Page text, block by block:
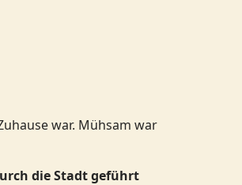
war. Mühsam war
die Stadt geführt